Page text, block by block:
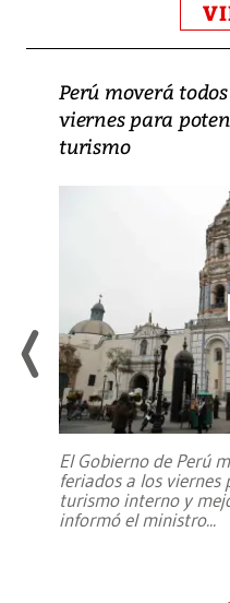
Perú moverá
viernes para
turismo
El Gobierno de Perú
feriados a los
turismo interno y
informó el ministro...